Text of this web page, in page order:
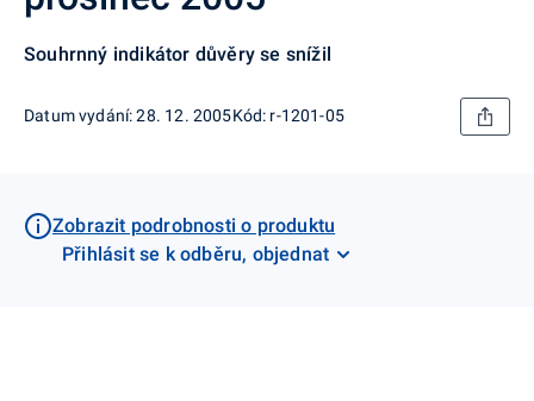
Souhrnný indikátor důvěry se snížil
Datum vydání: 28. 12. 2005Kód: r-1201-05
Zobrazit podrobnosti o produktu
Přihlásit se k odběru, objednat